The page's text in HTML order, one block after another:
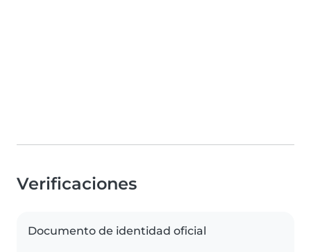
Verificaciones
Documento de identidad oficial